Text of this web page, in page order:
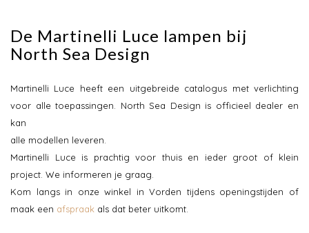
De Martinelli Luce lampen bij
North Sea Design
Martinelli Luce heeft een uitgebreide catalogus met verlichting
voor alle toepassingen. North Sea Design is officieel dealer en
kan
alle modellen leveren.
Martinelli Luce is prachtig voor thuis en ieder groot of klein
project. We informeren je graag.
Kom langs in onze winkel in Vorden tijdens openingstijden of
maak een afspraak als dat beter uitkomt.